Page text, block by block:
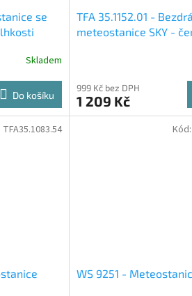
se
Skladem
Do košíku
TFA 35.1152.01 -
meteostanice SKY -
999 Kč bez DPH
1 209 Kč
TFA35.1083.54
WS 9251 -
Kód: